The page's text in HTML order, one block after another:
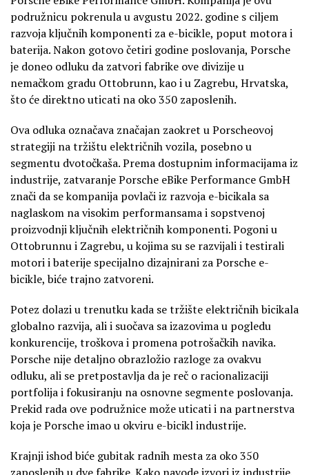
podružnicu pokrenula u avgustu 2022. godine s ciljem
razvoja ključnih komponenti za e-bicikle, poput motora i
baterija. Nakon gotovo četiri godine poslovanja, Porsche
je doneo odluku da zatvori fabrike ove divizije u
nemačkom gradu Ottobrunn, kao i u Zagrebu, Hrvatska,
što će direktno uticati na oko 350 zaposlenih.
Ova odluka označava značajan zaokret u Porscheovoj
strategiji na tržištu električnih vozila, posebno u
segmentu dvotočkaša. Prema dostupnim informacijama iz
industrije, zatvaranje Porsche eBike Performance GmbH
znači da se kompanija povlači iz razvoja e-bicikala sa
naglaskom na visokim performansama i sopstvenoj
proizvodnji ključnih električnih komponenti. Pogoni u
Ottobrunnu i Zagrebu, u kojima su se razvijali i testirali
motori i baterije specijalno dizajnirani za Porsche e-
bicikle, biće trajno zatvoreni.
Potez dolazi u trenutku kada se tržište električnih bicikala
globalno razvija, ali i suočava sa izazovima u pogledu
konkurencije, troškova i promena potrošačkih navika.
Porsche nije detaljno obrazložio razloge za ovakvu
odluku, ali se pretpostavlja da je reč o racionalizaciji
portfolija i fokusiranju na osnovne segmente poslovanja.
Prekid rada ove podružnice može uticati i na partnerstva
koja je Porsche imao u okviru e-bicikl industrije.
Krajnji ishod biće gubitak radnih mesta za oko 350